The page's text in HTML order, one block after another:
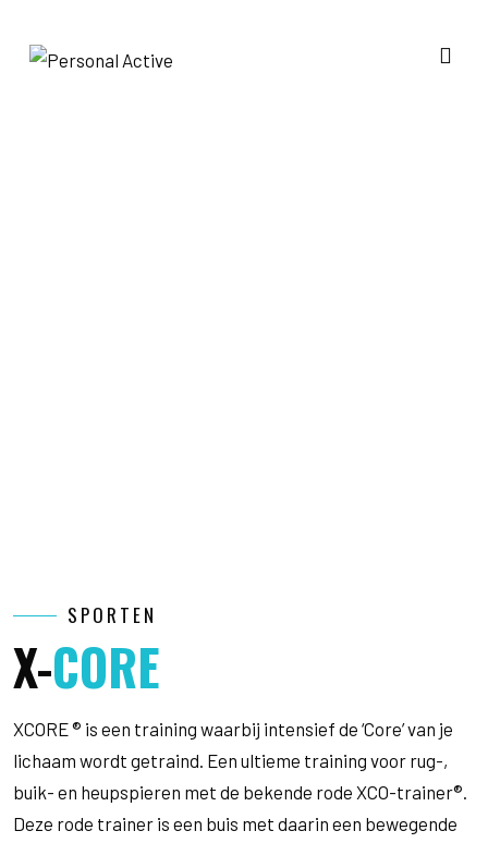
SPORTEN
X-CORE
XCORE ® is een training waarbij intensief de ‘Core’ van je
lichaam wordt getraind. Een ultieme training voor rug-,
buik- en heupspieren met de bekende rode XCO-trainer®.
Deze rode trainer is een buis met daarin een bewegende